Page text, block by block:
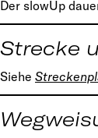
Der slowUp
Strecke
Siehe